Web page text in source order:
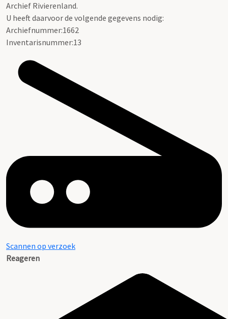
Archief Rivierenland.
U heeft daarvoor de volgende gegevens nodig:
Archiefnummer:1662
Inventarisnummer:13
Scannen op verzoek
Reageren